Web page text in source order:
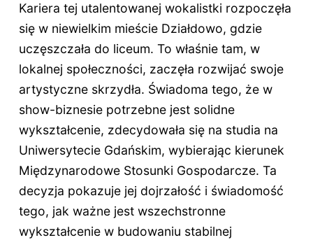
Kariera tej utalentowanej wokalistki rozpoczęła
się w niewielkim mieście Działdowo, gdzie
uczęszczała do liceum. To właśnie tam, w
lokalnej społeczności, zaczęła rozwijać swoje
artystyczne skrzydła. Świadoma tego, że w
show-biznesie potrzebne jest solidne
wykształcenie, zdecydowała się na studia na
Uniwersytecie Gdańskim, wybierając kierunek
Międzynarodowe Stosunki Gospodarcze. Ta
decyzja pokazuje jej dojrzałość i świadomość
tego, jak ważne jest wszechstronne
wykształcenie w budowaniu stabilnej